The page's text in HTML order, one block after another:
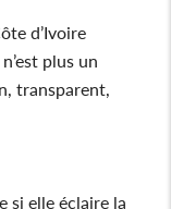
d’Ivoire
plus un
transparent,
si elle éclaire la